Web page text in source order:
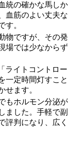
統の確かな馬しか
血筋のよい丈夫な
す。
物ですが、その発
場では少なからず
ライトコントロー
一定時間灯すこと
せます。
もホルモン分泌が
ました。手軽で副
評判になり、広く